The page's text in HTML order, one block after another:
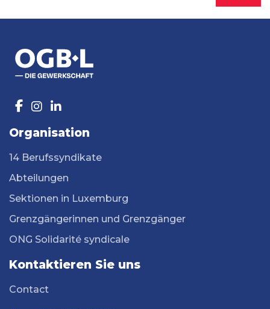
Organisation
14 Berufssyndikate
Abteilungen
Sektionen in Luxemburg
Grenzgängerinnen und Grenzgänger
ONG Solidarité syndicale
Kontaktieren Sie uns
Contact